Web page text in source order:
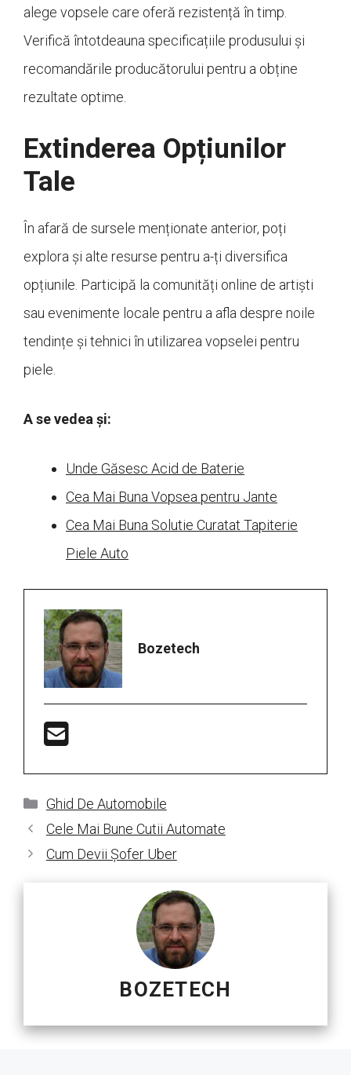
alege vopsele care oferă rezistență în timp.
Verifică întotdeauna specificațiile produsului și
recomandările producătorului pentru a obține
rezultate optime.
Extinderea Opțiunilor
Tale
În afară de sursele menționate anterior, poți
explora și alte resurse pentru a-ți diversifica
opțiunile. Participă la comunități online de artiști
sau evenimente locale pentru a afla despre noile
tendințe și tehnici în utilizarea vopselei pentru
piele.
A se vedea și:
Unde Găsesc Acid de Baterie
Cea Mai Buna Vopsea pentru Jante
Cea Mai Buna Solutie Curatat Tapiterie
Piele Auto
Bozetech
Categorii
Ghid De Automobile
Cele Mai Bune Cutii Automate
Cum Devii Șofer Uber
BOZETECH